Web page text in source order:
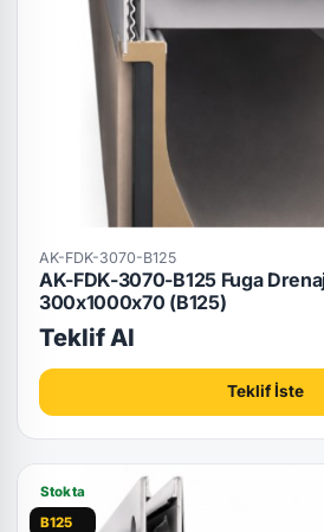
AK-FDK-3070-B125
AK-FDK-3070-B125 Fuga
300x1000x70 (B125)
Teklif Al
Teklif İste
Stokta
B125